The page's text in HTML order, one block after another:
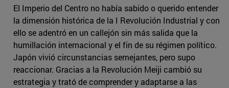
El Imperio del Centro no había sabido o querido entender
la dimensión histórica de la I Revolución Industrial y con
ello se adentró en un callejón sin más salida que la
humillación internacional y el fin de su régimen político.
Japón vivió circunstancias semejantes, pero supo
reaccionar. Gracias a la Revolución Meiji cambió su
estrategia y trató de comprender y adaptarse a las